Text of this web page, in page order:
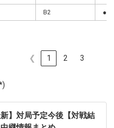
B2 ●
❮ 1 2 3
】対局予定今後【対戦結